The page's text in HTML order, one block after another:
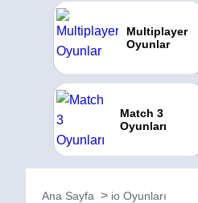
Multiplayer
Oyunlar
Match 3
Oyunları
Ana Sayfa io Oyunları